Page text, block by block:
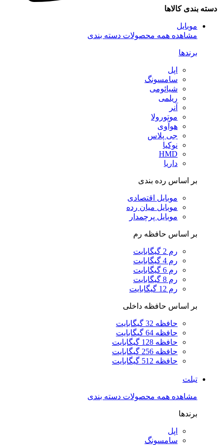
بندی کالاها
موبایل
مشاهده همه محصولات دسته بندی
برندها
اپل
سامسونگ
شیائومی
ریلمی
آنر
موتورولا
هوآوی
جی پلاس
نوکیا
HMD
داریا
بر اساس رده بندی
موبایل اقتصادی
موبایل میان رده
موبایل پرچمدار
بر اساس حافظه رم
رم 2 گیگابایت
رم 4 گیگابایت
رم 6 گیگابایت
رم 8 گیگابایت
رم 12 گیگابایت
بر اساس حافظه داخلی
حافظه 32 گیگابایت
حافظه 64 گیگابایت
حافظه 128 گیگابایت
حافظه 256 گیگابایت
حافظه 512 گیگابایت
تبلت
مشاهده همه محصولات دسته بندی
برندها
اپل
سامسونگ